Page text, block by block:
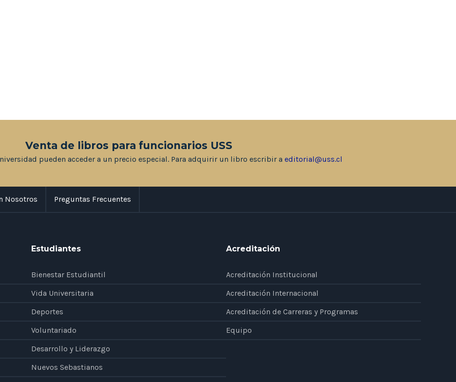
Venta de libros para funcionarios USS
pueden acceder a un precio especial. Para adquirir un libro escribir a editorial@uss.cl
Nosotros Preguntas Frecuentes
Estudiantes
Bienestar Estudiantil
Vida Universitaria
Deportes
Voluntariado
Desarrollo y Liderazgo
Nuevos Sebastianos
Acreditación
Acreditación Institucional
Acreditación Internacional
Acreditación de Carreras y Programas
Equipo